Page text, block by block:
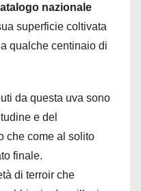
nazionale
superficie coltivata
qualche centinaio di
da questa uva sono
e del
che come al solito
finale.
di terroir che